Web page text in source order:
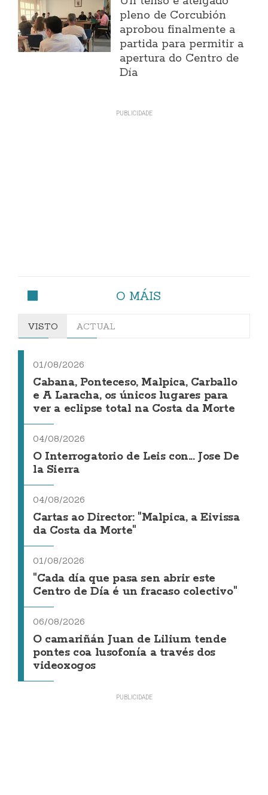
pleno de Corcubión
aprobou finalmente a
partida para permitir a
apertura do Centro de
Día
O MÁIS
VISTO ACTUAL
01/08/2026
Cabana, Ponteceso, Malpica, Carballo
e A Laracha, os únicos lugares para
ver a eclipse total na Costa da Morte
04/08/2026
O Interrogatorio de Leis con... Jose De
la Sierra
04/08/2026
Cartas ao Director: "Malpica, a Eivissa
da Costa da Morte"
01/08/2026
"Cada día que pasa sen abrir este
Centro de Día é un fracaso colectivo"
06/08/2026
O camariñán Juan de Lilium tende
pontes coa lusofonía a través dos
videoxogos